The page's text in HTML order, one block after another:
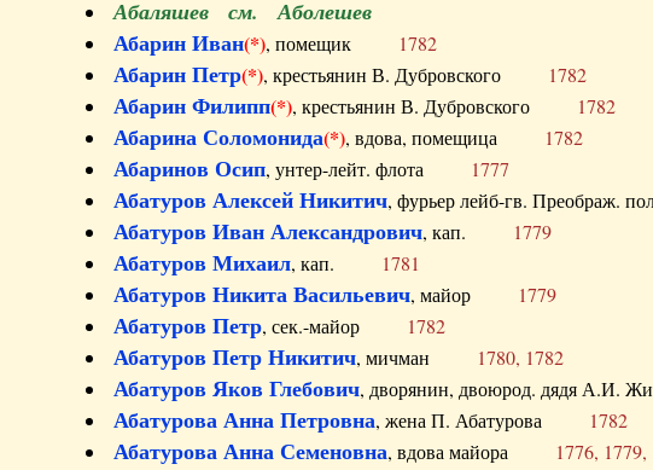
Абаляшев см. Аболешев
Абарин Иван(*), помещик 1782
Абарин Петр(*), крестьянин В. Дубровского 1782
Абарин Филипп(*), крестьянин В. Дубровского 1782
Абарина Соломонида(*), вдова, помещица 1782
Абаринов Осип, унтер-лейт. флота 1777
Абатуров Алексей Никитич, фурьер лейб-гв. Преображ.
Абатуров Иван Александрович, кап. 1779
Абатуров Михаил, кап. 1781
Абатуров Никита Васильевич, майор 1779
Абатуров Петр, сек.-майор 1782
Абатуров Петр Никитич, мичман 1780, 1782
Абатуров Яков Глебович, дворянин, двоюрод. дядя
Абатурова Анна Петровна, жена П. Абатурова 1782
Абатурова Анна Семеновна, вдова майора 1776,